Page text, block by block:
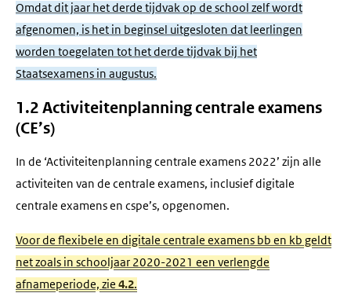
Omdat dit jaar het derde tijdvak op de school zelf wordt
afgenomen, is het in beginsel uitgesloten dat leerlingen
worden toegelaten tot het derde tijdvak bij het
Staatsexamens in augustus.
1.2 Activiteitenplanning centrale examens
(CE’s)
In de ‘Activiteitenplanning centrale examens 2022’ zijn alle
activiteiten van de centrale examens, inclusief digitale
centrale examens en cspe’s, opgenomen.
Voor de flexibele en digitale centrale examens bb en kb geldt
net zoals in schooljaar 2020-2021 een verlengde
afnameperiode, zie 4.2.